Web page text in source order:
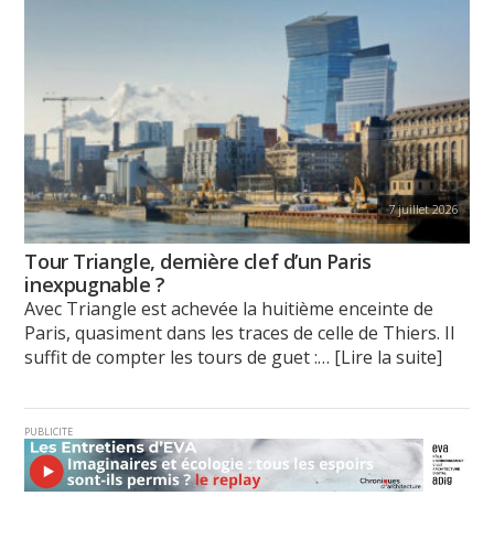
7 juillet 2026
Tour Triangle, dernière clef d’un Paris
inexpugnable ?
Avec Triangle est achevée la huitième enceinte de
Paris, quasiment dans les traces de celle de Thiers. Il
suffit de compter les tours de guet :… [Lire la suite]
PUBLICITE